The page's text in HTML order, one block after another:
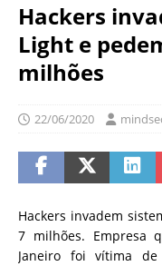
Hackers
Light e
milhões
22/06/2020
Hackers invadem
7 milhões. Empresa
Janeiro foi vítima